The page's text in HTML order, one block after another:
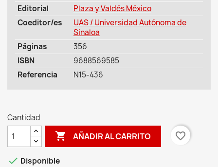
Editorial
Plaza y Valdés México
Coeditor/es
UAS / Universidad Autónoma de
Sinaloa
Páginas
356
ISBN
9688569585
Referencia
N15-436
Cantidad
 AÑADIR AL CARRITO favorite_border
 Disponible